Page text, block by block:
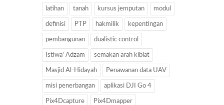
latihan tanah kursus jemputan modul
definisi PTP hakmilik kepentingan
pembangunan dualistic control
Istiwa' Adzam semakan arah kiblat
Masjid Al-Hidayah Penawanan data UAV
misi penerbangan aplikasi DJI Go 4
Pix4Dcapture Pix4Dmapper